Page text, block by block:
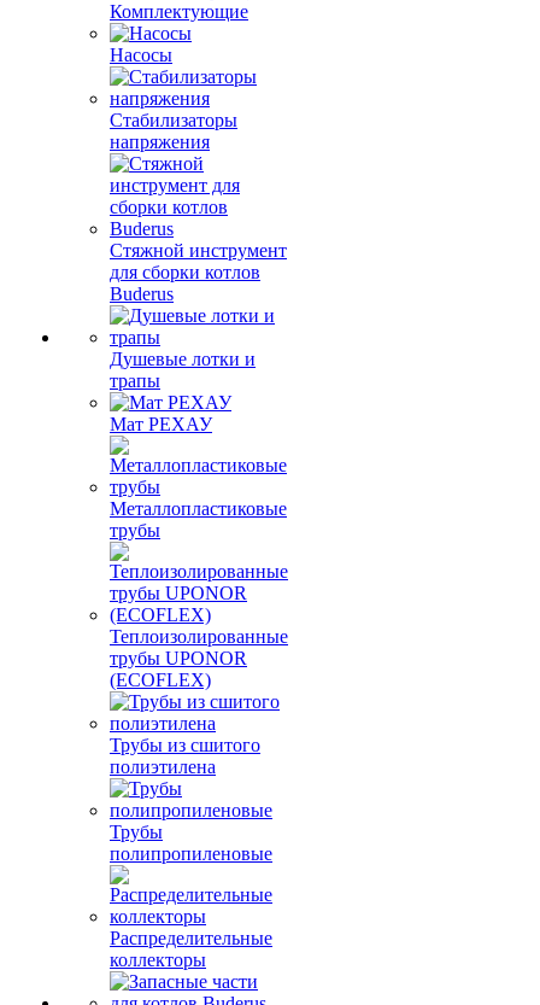
Комплектующие
Насосы
Стабилизаторы
напряжения
Стяжной инструмент
для сборки котлов
Buderus
Душевые лотки и
трапы
Мат РЕХАУ
Металлопластиковые
трубы
Теплоизолированные
трубы UPONOR
(ECOFLEX)
Трубы из сшитого
полиэтилена
Трубы
полипропиленовые
Распределительные
коллекторы